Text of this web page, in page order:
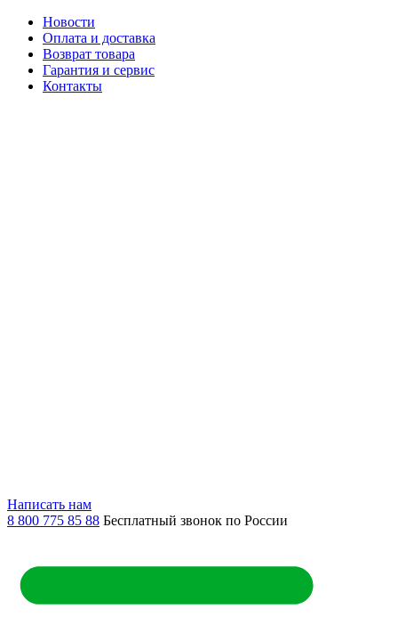
Новости
Оплата и доставка
Возврат товара
Гарантия и сервис
Контакты
Написать нам
8 800 775 85 88 Бесплатный звонок по России